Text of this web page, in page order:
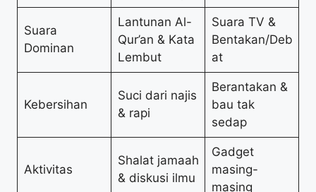
Suara
Dominan
Lantunan Al-
Qur’an & Kata
Lembut
Suara TV &
Bentakan/Deb
at
Kebersihan
Suci dari najis
& rapi
Berantakan &
bau tak
sedap
Aktivitas
Shalat jamaah
& diskusi ilmu
Gadget
masing-
masing